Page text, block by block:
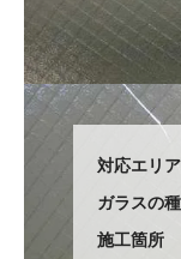
対応エリア
ガラスの
施工箇所